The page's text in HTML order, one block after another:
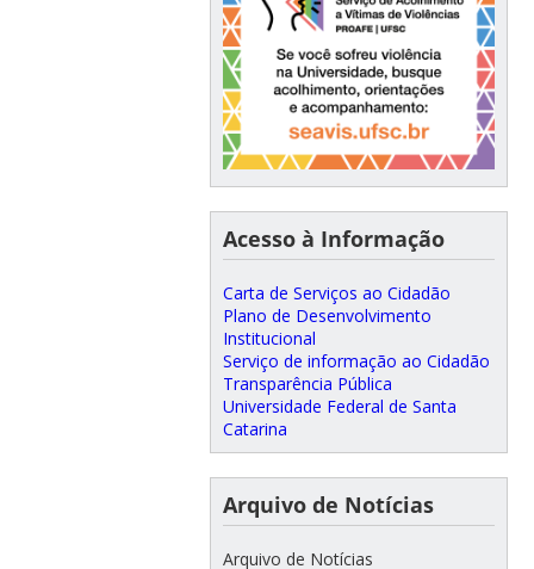
Acesso à Informação
Carta de Serviços ao Cidadão
Plano de Desenvolvimento
Institucional
Serviço de informação ao Cidadão
Transparência Pública
Universidade Federal de Santa
Catarina
Arquivo de Notícias
Arquivo de Notícias